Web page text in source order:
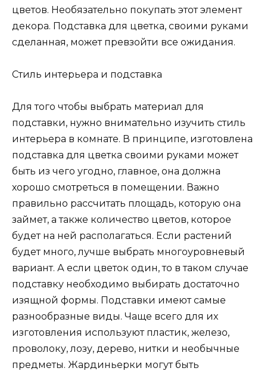
цветов. Необязательно покупать этот элемент
декора. Подставка для цветка, своими руками
сделанная, может превзойти все ожидания.
Стиль интерьера и подставка
Для того чтобы выбрать материал для
подставки, нужно внимательно изучить стиль
интерьера в комнате. В принципе, изготовлена
подставка для цветка своими руками может
быть из чего угодно, главное, она должна
хорошо смотреться в помещении. Важно
правильно рассчитать площадь, которую она
займет, а также количество цветов, которое
будет на ней располагаться. Если растений
будет много, лучше выбрать многоуровневый
вариант. А если цветок один, то в таком случае
подставку необходимо выбирать достаточно
изящной формы. Подставки имеют самые
разнообразные виды. Чаще всего для их
изготовления используют пластик, железо,
проволоку, лозу, дерево, нитки и необычные
предметы. Жардиньерки могут быть